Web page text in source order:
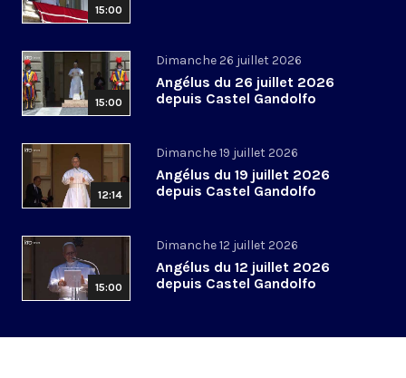
15:00
15:00
Dimanche 26 juillet 2026
Angélus du 26 juillet 2026
depuis Castel Gandolfo
12:14
Dimanche 19 juillet 2026
Angélus du 19 juillet 2026
depuis Castel Gandolfo
15:00
Dimanche 12 juillet 2026
Angélus du 12 juillet 2026
depuis Castel Gandolfo